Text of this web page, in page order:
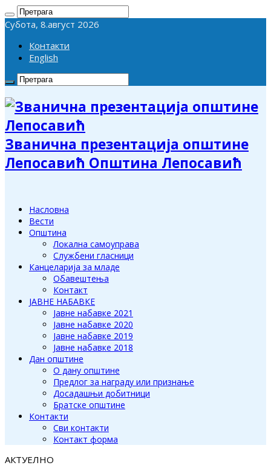
Субота, 8.август 2026
Контакти
English
Званична презентација општине
Лепосавић Општина Лепосавић
Насловна
Вести
Општина
Локална самоуправа
Службени гласници
Канцеларија за младе
Обавештења
Контакт
ЈАВНЕ НАБАВКЕ
Јавне набавке 2021
Јавне набавке 2020
Јавне набавке 2019
Јавне набавке 2018
Дан општине
О дану општине
Предлог за награду или признање
Досадашњи добитници
Братске општине
Контакти
Сви контакти
Контакт форма
АКТУЕЛНО